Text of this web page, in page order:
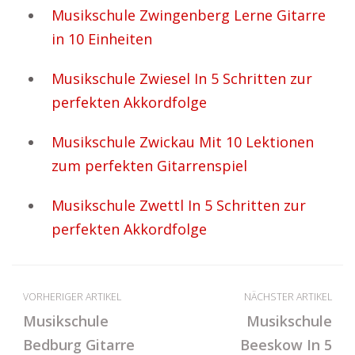
Musikschule Zwingenberg Lerne Gitarre
in 10 Einheiten
Musikschule Zwiesel In 5 Schritten zur
perfekten Akkordfolge
Musikschule Zwickau Mit 10 Lektionen
zum perfekten Gitarrenspiel
Musikschule Zwettl In 5 Schritten zur
perfekten Akkordfolge
VORHERIGER ARTIKEL
Musikschule
Bedburg Gitarre
NÄCHSTER ARTIKEL
Musikschule
Beeskow In 5